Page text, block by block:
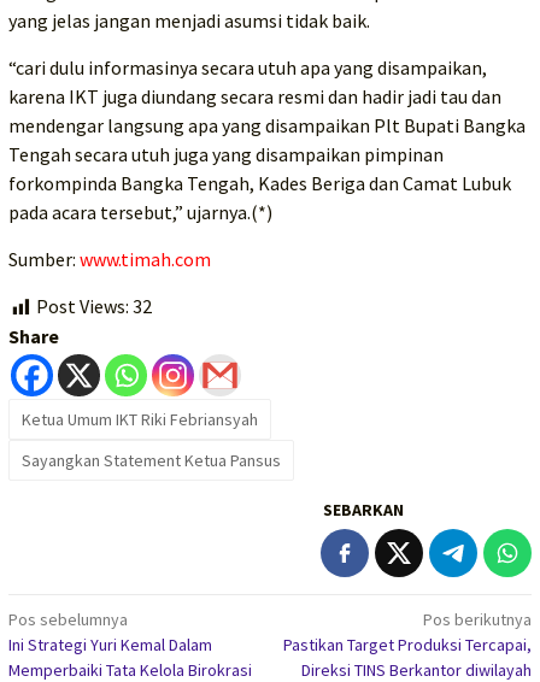
yang jelas jangan menjadi asumsi tidak baik.
“cari dulu informasinya secara utuh apa yang disampaikan,
karena IKT juga diundang secara resmi dan hadir jadi tau dan
mendengar langsung apa yang disampaikan Plt Bupati Bangka
Tengah secara utuh juga yang disampaikan pimpinan
forkompinda Bangka Tengah, Kades Beriga dan Camat Lubuk
pada acara tersebut,” ujarnya.(*)
Sumber: www.timah.com
Post Views: 32
Share
Ketua Umum IKT Riki Febriansyah
Sayangkan Statement Ketua Pansus
SEBARKAN
Navigasi
pos
Pos sebelumnya
Ini Strategi Yuri Kemal Dalam
Memperbaiki Tata Kelola Birokrasi
Pos berikutnya
Pastikan Target Produksi Tercapai,
Direksi TINS Berkantor diwilayah